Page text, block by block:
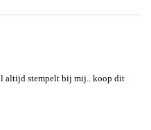
altijd stempelt bij mij.. koop dit